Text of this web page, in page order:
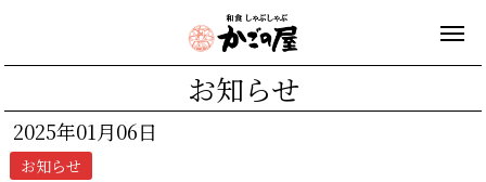
お知らせ
2025年01月06日
お知らせ